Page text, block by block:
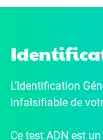
L’Identification
infalsifiable de
Ce test ADN est